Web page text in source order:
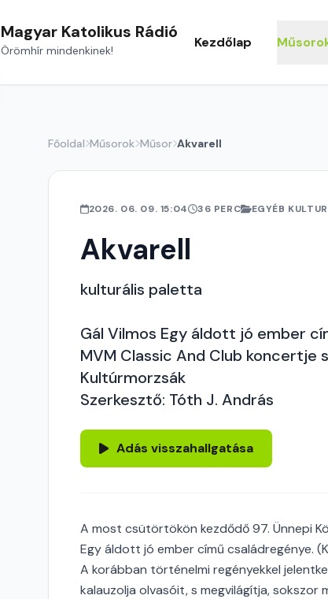
Magyar Katolikus Rádió
Örömhír mindenkinek! Kezdőlap
Főoldal Műsorok Műsor Akvarell
2026. 06. 09. 15:04 36 PERC EGYÉB
Akvarell
kulturális paletta
Gál Vilmos Egy áldott jó ember
MVM Classic And Club koncertje
Kultúrmorzsák
Szerkesztő: Tóth J. András
Adás visszahallgatása
A most csütörtökön kezdődő 97. Ünnepi
Egy áldott jó ember című családregénye.
A korábban történelmi regényekkel
kalauzolja olvasóit, s megvilágítja, sokszor